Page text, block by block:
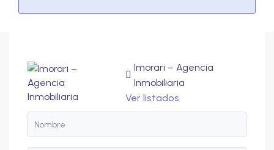
Imorari – Agencia
Inmobiliaria
Ver listados